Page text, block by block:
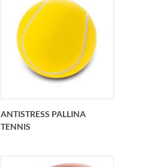
Antistress arancia
personalizzato O 68
mm
ANTISTRESS PALLINA
TENNIS